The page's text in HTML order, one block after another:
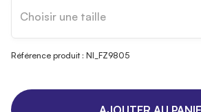
Choisir une taille
Référence produit : NI_FZ9805